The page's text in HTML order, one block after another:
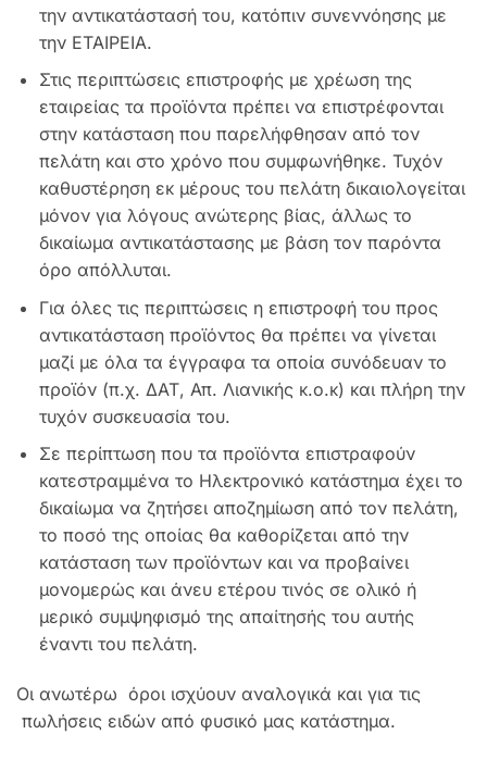
την αντικατάστασή του, κατόπιν συνεννόησης με
την ΕΤΑΙΡΕΙΑ.
Στις περιπτώσεις επιστροφής με χρέωση της
εταιρείας τα προϊόντα πρέπει να επιστρέφονται
στην κατάσταση που παρελήφθησαν από τον
πελάτη και στο χρόνο που συμφωνήθηκε. Τυχόν
καθυστέρηση εκ μέρους του πελάτη δικαιολογείται
μόνον για λόγους ανώτερης βίας, άλλως το
δικαίωμα αντικατάστασης με βάση τον παρόντα
όρο απόλλυται.
Για όλες τις περιπτώσεις η επιστροφή του προς
αντικατάσταση προϊόντος θα πρέπει να γίνεται
μαζί με όλα τα έγγραφα τα οποία συνόδευαν το
προϊόν (π.χ. ΔΑΤ, Απ. Λιανικής κ.ο.κ) και πλήρη την
τυχόν συσκευασία του.
Σε περίπτωση που τα προϊόντα επιστραφούν
κατεστραμμένα το Ηλεκτρονικό κατάστημα έχει το
δικαίωμα να ζητήσει αποζημίωση από τον πελάτη,
το ποσό της οποίας θα καθορίζεται από την
κατάσταση των προϊόντων και να προβαίνει
μονομερώς και άνευ ετέρου τινός σε ολικό ή
μερικό συμψηφισμό της απαίτησής του αυτής
έναντι του πελάτη.
Οι ανωτέρω όροι ισχύουν αναλογικά και για τις
πωλήσεις ειδών από φυσικό μας κατάστημα.